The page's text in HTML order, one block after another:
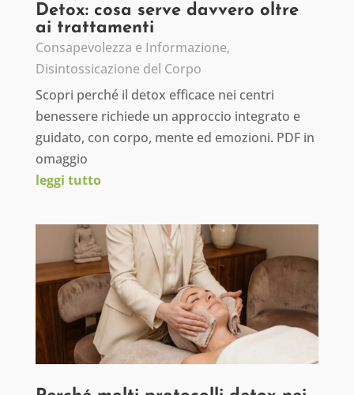
Detox: cosa serve davvero oltre
ai trattamenti
Consapevolezza e Informazione,
Disintossicazione del Corpo
Scopri perché il detox efficace nei centri
benessere richiede un approccio integrato e
guidato, con corpo, mente ed emozioni. PDF in
omaggio
leggi tutto